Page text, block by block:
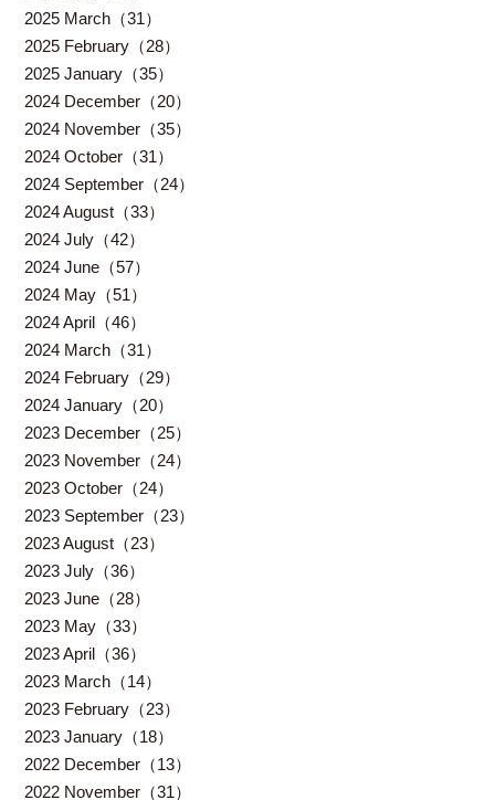
2025 March（31）
2025 February（28）
2025 January（35）
2024 December（20）
2024 November（35）
2024 October（31）
2024 September（24）
2024 August（33）
2024 July（42）
2024 June（57）
2024 May（51）
2024 April（46）
2024 March（31）
2024 February（29）
2024 January（20）
2023 December（25）
2023 November（24）
2023 October（24）
2023 September（23）
2023 August（23）
2023 July（36）
2023 June（28）
2023 May（33）
2023 April（36）
2023 March（14）
2023 February（23）
2023 January（18）
2022 December（13）
2022 November（31）